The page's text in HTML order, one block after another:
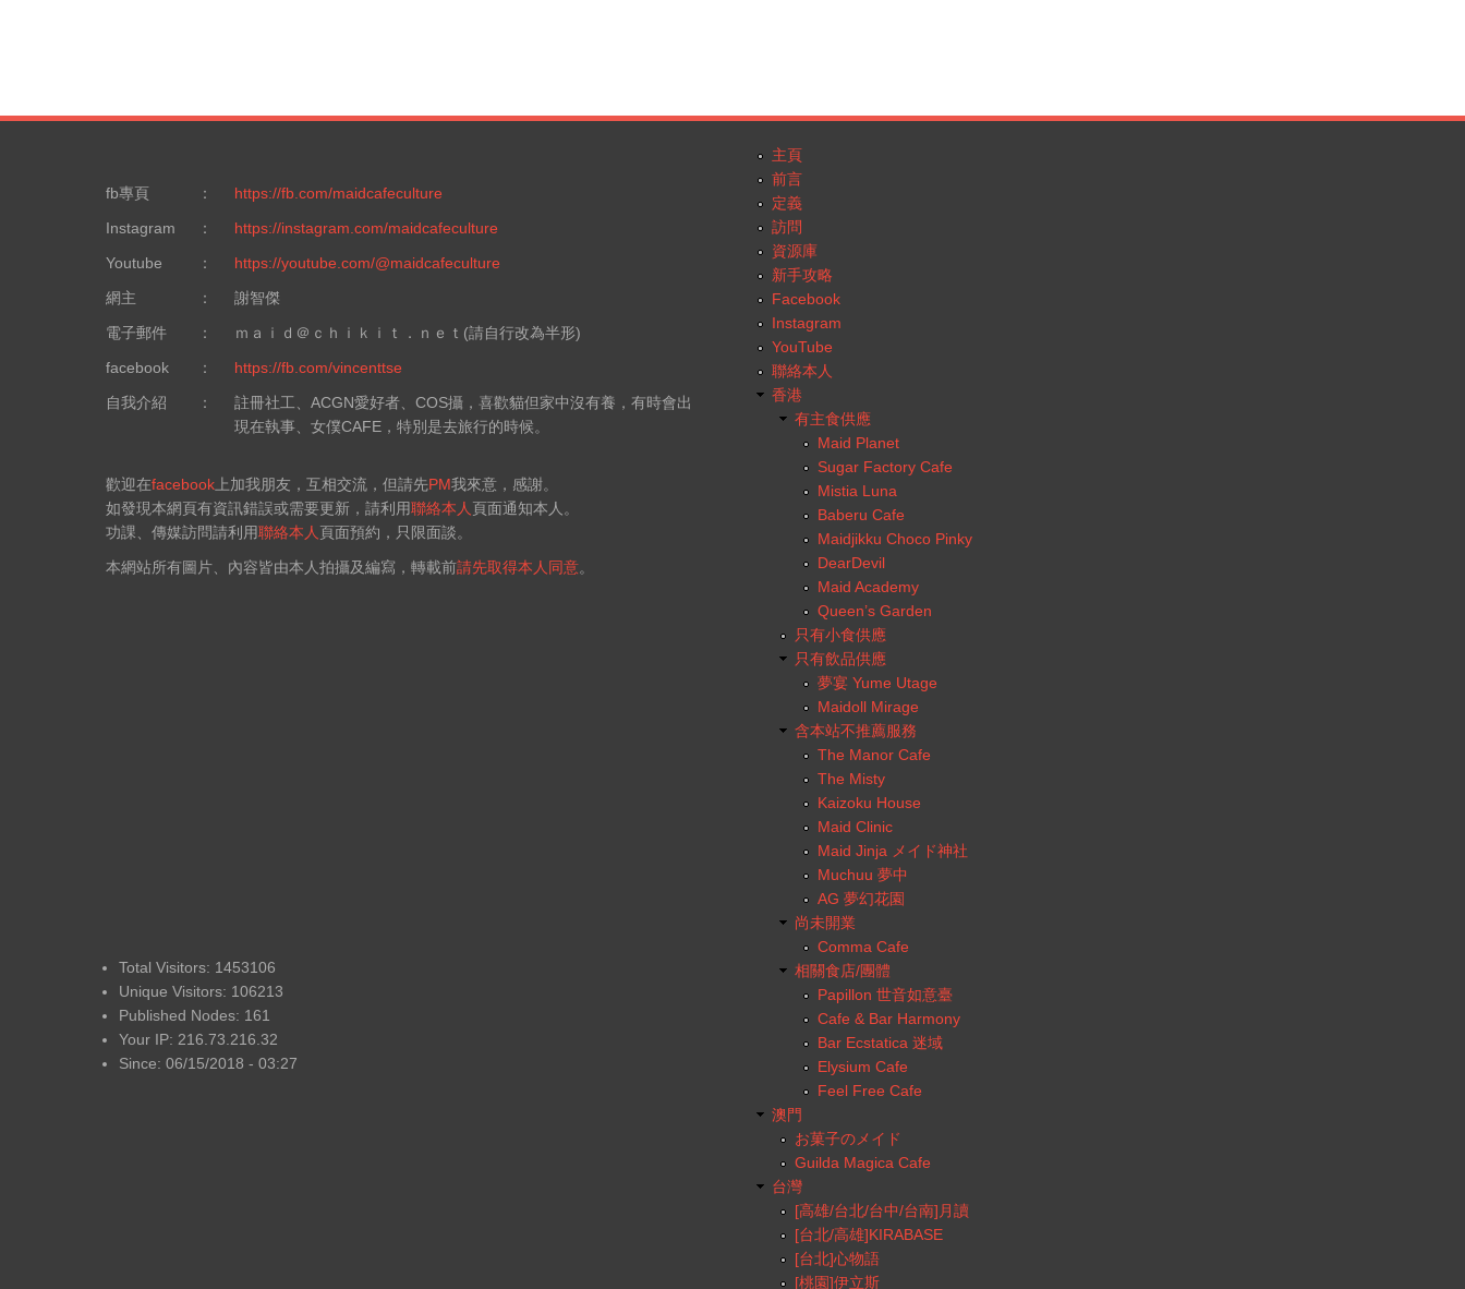
fb專頁 ：
https://fb.com/maidcafeculture
Instagram
：
https://instagram.com/maidcafeculture
Youtube
：
https://youtube.com/@maidcafeculture
網主
：
謝智傑
電子郵件
：
ｍａｉｄ＠ｃｈｉｋｉｔ．ｎｅｔ(請自行改為半形)
facebook
：
https://fb.com/vincenttse
自我介紹
：
註冊社工、ACGN愛好者、COS攝，喜歡貓但家中沒有養，有時會出
現在執事、女僕CAFE，特別是去旅行的時候。
歡迎在facebook 上加我朋友，互相交流，但請先PM我來意，感謝。
如發現本網頁有資訊錯誤或需要更新，請利用聯絡本人 頁面通知本人。
功課、傳媒訪問請利用聯絡本人 頁面預約，只限面談。
本網站所有圖片、內容皆由本人拍攝及編寫，轉載前請先取得本人同意。
Total Visitors: 1453106
Unique Visitors: 106213
Published Nodes: 161
Your IP: 216.73.216.32
Since: 06/15/2018 - 03:27
主頁
前言
定義
訪問
資源庫
新手攻略
Facebook
Instagram
YouTube
聯絡本人
香港
有主食供應
Maid Planet
Sugar Factory Cafe
Mistia Luna
Baberu Cafe
Maidjikku Choco Pinky
DearDevil
Maid Academy
Queen’s Garden
只有小食供應
只有飲品供應
夢宴 Yume Utage
Maidoll Mirage
含本站不推薦服務
The Manor Cafe
The Misty
Kaizoku House
Maid Clinic
Maid Jinja メイド神社
Muchuu 夢中
AG 夢幻花園
尚未開業
Comma Cafe
相關食店/團體
Papillon 世音如意臺
Cafe & Bar Harmony
Bar Ecstatica 迷域
Elysium Cafe
Feel Free Cafe
澳門
お菓子のメイド
Guilda Magica Cafe
台灣
[高雄/台北/台中/台南]月讀
[台北/高雄]KIRABASE
[台北]心物語
[桃園]伊立斯